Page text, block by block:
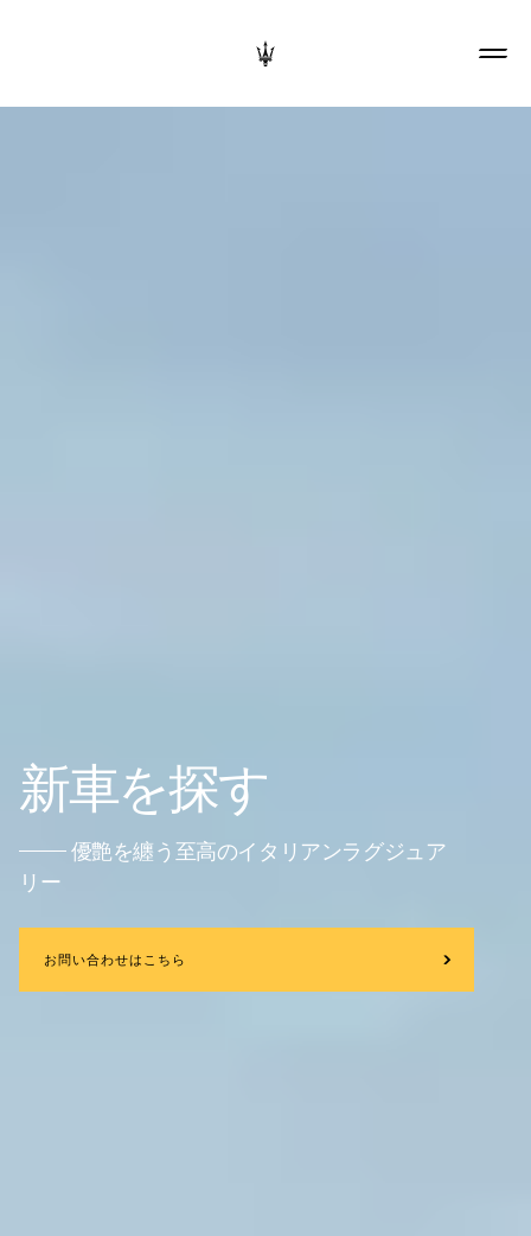
新車を探す
優艶を纏う至高のイタリアンラグジュア
リー
お問い合わせはこちら